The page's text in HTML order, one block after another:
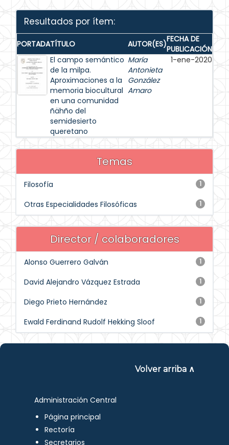
Resultados por ítem:
PORTADATÍTULO AUTOR(ES)FECHA DE
PUBLICACIÓN
El campo semántico
de la milpa.
Aproximaciones a la
memoria biocultural
en una comunidad
ñähño del
semidesierto
queretano
María
Antonieta
González
Amaro
1-ene-2020
Temas
1
Filosofía
1
Otras Especialidades Filosóficas
Director / colaboradores
1
Alonso Guerrero Galván
1
David Alejandro Vázquez Estrada
1
Diego Prieto Hernández
1
Ewald Ferdinand Rudolf Hekking Sloof
Volver arriba ∧
Administración Central
Página principal
Rectoría
Secretarios